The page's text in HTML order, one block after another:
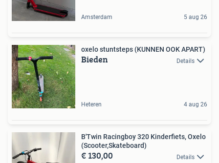
Amsterdam 5 aug 26
oxelo stuntsteps (KUNNEN OOK APART)
Bieden Details
Heteren 4 aug 26
B'Twin Racingboy 320 Kinderfiets, Oxelo
(Scooter,Skateboard)
€ 130,00 Details